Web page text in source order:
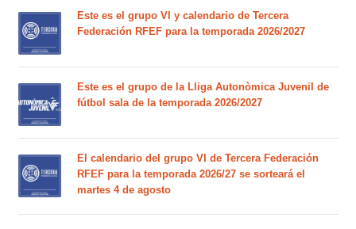
Este es el grupo VI y calendario de Tercera
Federación RFEF para la temporada 2026/2027
Este es el grupo de la Lliga Autonòmica Juvenil de
fútbol sala de la temporada 2026/2027
El calendario del grupo VI de Tercera Federación
RFEF para la temporada 2026/27 se sorteará el
martes 4 de agosto